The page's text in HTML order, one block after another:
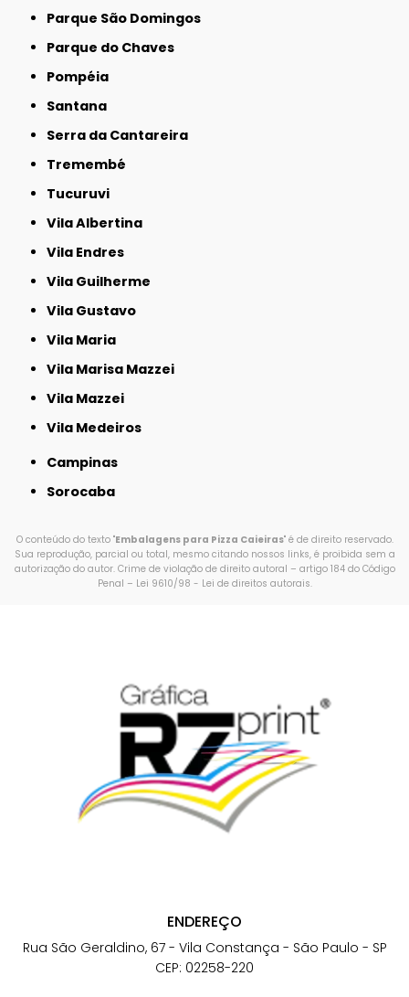
Parque São Domingos
Parque do Chaves
Pompéia
Santana
Serra da Cantareira
Tremembé
Tucuruvi
Vila Albertina
Vila Endres
Vila Guilherme
Vila Gustavo
Vila Maria
Vila Marisa Mazzei
Vila Mazzei
Vila Medeiros
Campinas
Sorocaba
O conteúdo do texto "Embalagens para Pizza Caieiras" é de direito reservado.
Sua reprodução, parcial ou total, mesmo citando nossos links, é proibida sem a
autorização do autor. Crime de violação de direito autoral – artigo 184 do Código
Penal – Lei 9610/98 - Lei de direitos autorais.
ENDEREÇO
Rua São Geraldino, 67 - Vila Constança - São Paulo - SP
CEP: 02258-220